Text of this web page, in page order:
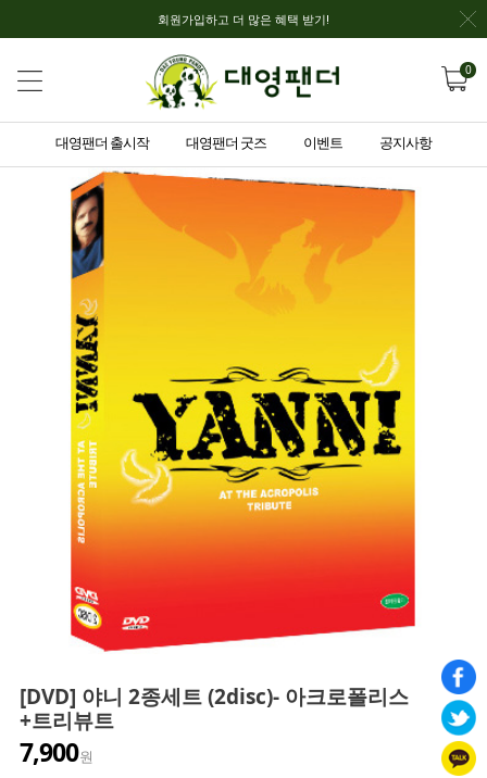
회원가입하고 더 많은 혜택 받기!
0
대영팬더 출시작 대영팬더 굿즈 이벤트 공지사항
[DVD] 야니 2종세트 (2disc)- 아크로폴리스
+트리뷰트
7,900원